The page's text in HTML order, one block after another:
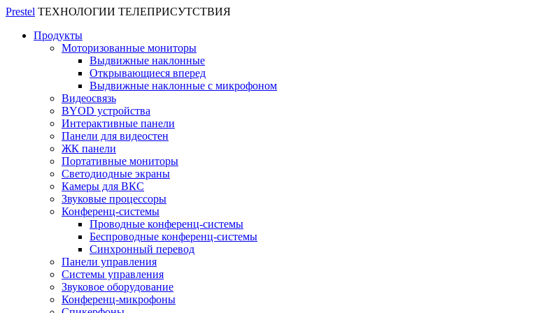
Prestel ТЕХНОЛОГИИ ТЕЛЕПРИСУТСТВИЯ
Продукты
Моторизованные мониторы
Выдвижные наклонные
Открывающиеся вперед
Выдвижные наклонные с микрофоном
Видеосвязь
BYOD устройства
Интерактивные панели
Панели для видеостен
ЖК панели
Портативные мониторы
Светодиодные экраны
Камеры для ВКС
Звуковые процессоры
Конференц-системы
Проводные конференц-системы
Беспроводные конференц-системы
Синхронный перевод
Панели управления
Системы управления
Звуковое оборудование
Конференц-микрофоны